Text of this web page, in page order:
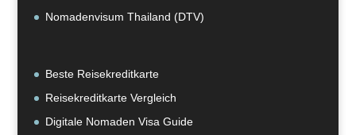
Nomadenvisum Thailand (DTV)
Beste Reisekreditkarte
Reisekreditkarte Vergleich
Digitale Nomaden Visa Guide